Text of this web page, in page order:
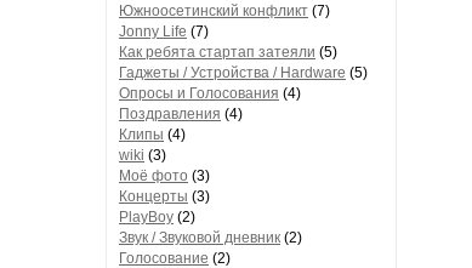
Южноосетинский конфликт (7)
Jonny Life (7)
Как ребята стартап затеяли (5)
Гаджеты / Устройства / Hardware (5)
Опросы и Голосования (4)
Поздравления (4)
Клипы (4)
wiki (3)
Моё фото (3)
Концерты (3)
PlayBoy (2)
Звук / Звуковой дневник (2)
Голосование (2)